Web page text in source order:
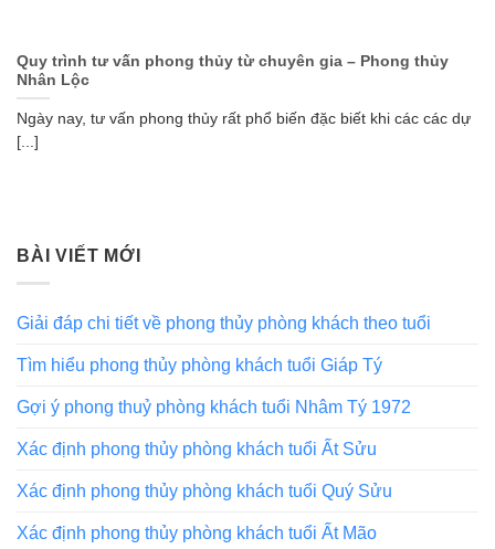
Quy trình tư vấn phong thủy từ chuyên gia – Phong thủy
Nhân Lộc
Ngày nay, tư vấn phong thủy rất phổ biến đặc biết khi các các dự
[...]
BÀI VIẾT MỚI
Giải đáp chi tiết về phong thủy phòng khách theo tuổi
Tìm hiểu phong thủy phòng khách tuổi Giáp Tý
Gợi ý phong thuỷ phòng khách tuổi Nhâm Tý 1972
Xác định phong thủy phòng khách tuổi Ất Sửu
Xác định phong thủy phòng khách tuổi Quý Sửu
Xác định phong thủy phòng khách tuổi Ất Mão